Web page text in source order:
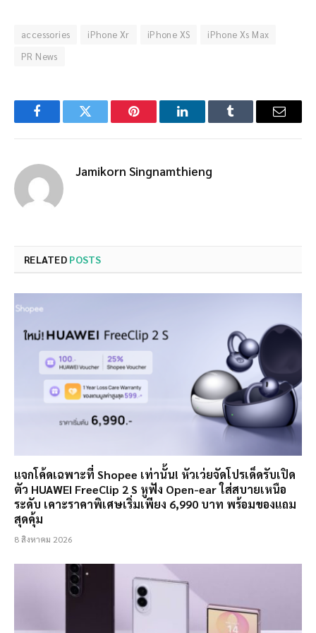
accessories iPhone Xr iPhone XS
iPhone Xs Max
PR News
FacebookTwitter Pinterest LinkedInTumblr Email
Jamikorn Singnamthieng
RELATED POSTS
แจกโค้ดเฉพาะที่ Shopee เท่านั้น! หัวเว่ยจัดโปรเด็ดรับเปิด
ตัว HUAWEI FreeClip 2 S หูฟัง Open-ear ใส่สบายเหนือ
ระดับ เคาะราคาพิเศษเริ่มเพียง 6,990 บาท พร้อมของแถม
สุดคุ้ม
8 สิงหาคม 2026